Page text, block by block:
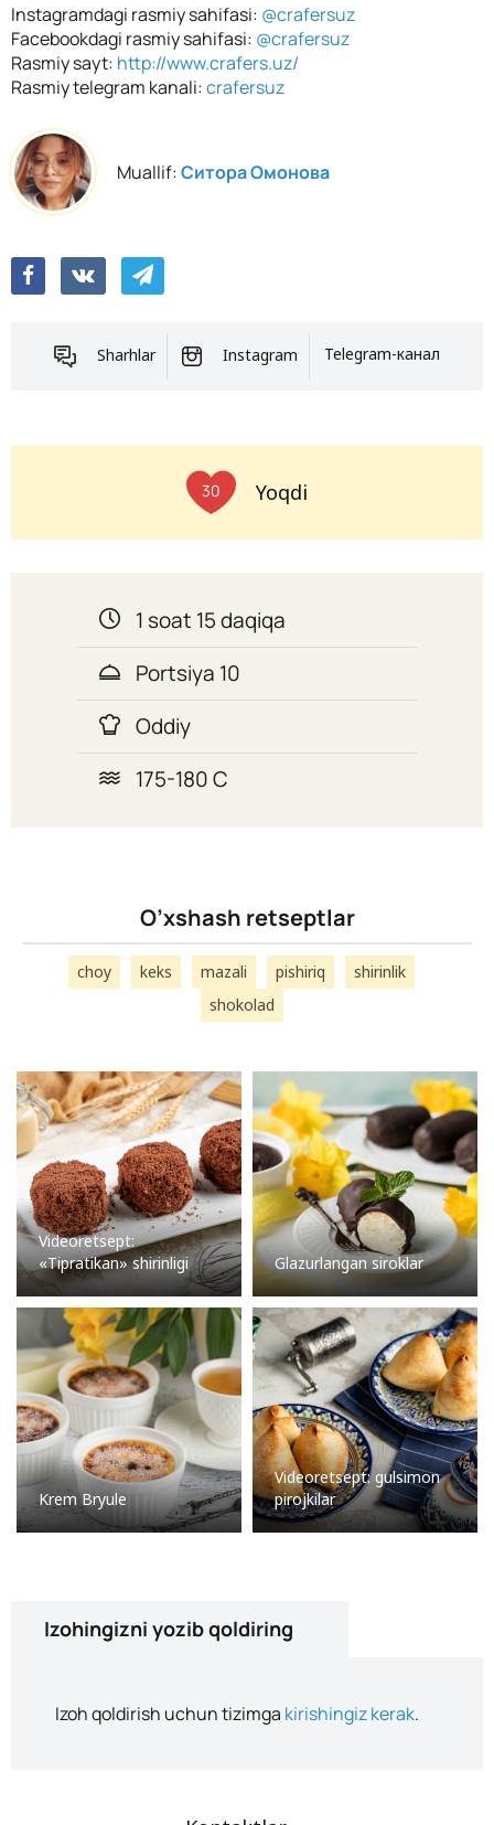
Instagramdagi rasmiy sahifasi: @crafersuz
Facebookdagi rasmiy sahifasi: @crafersuz
Rasmiy sayt: http://www.crafers.uz/
Rasmiy telegram kanali:crafersuz
Muallif:Ситора Омонова
Sharhlar Instagram Telegram-канал
30 Yoqdi
1 soat 15 daqiqa
Portsiya 10
Oddiy
175-180 C
O’xshash retseptlar
choy keks mazali pishiriq
shirinlik
shokolad
Videoretsept:
«Tipratikan» shirinligi
Glazurlangan siroklar
Krem Bryule
Videoretsept: gulsimon
pirojkilar
Izohingizni yozib qoldiring
Izoh qoldirish uchun tizimga kirishingiz kerak.